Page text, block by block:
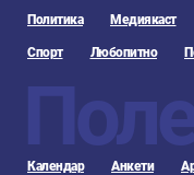
Политика Медиякаст
Спорт Любопитно
Календар Анкети